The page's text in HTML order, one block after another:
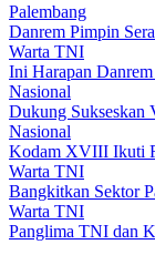
Palembang
Danrem Pimpin
Warta TNI
Ini Harapan
Nasional
Dukung Sukseskan
Nasional
Kodam XVIII Ikuti
Warta TNI
Bangkitkan Sektor
Warta TNI
Panglima TNI dan